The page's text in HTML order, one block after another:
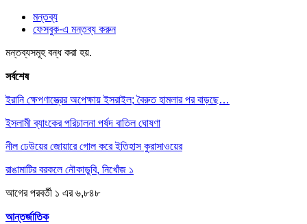
মন্তব্য
ফেসবুক-এ মন্তব্য করুন
মন্তব্যসমূহ বন্ধ করা হয়.
সর্বশেষ
ইরানি ক্ষেপণাস্ত্রের অপেক্ষায় ইসরাইল; বৈরুত হামলার পর বাড়ছে…
ইসলামী ব্যাংকের পরিচালনা পর্ষদ বাতিল ঘোষণা
নীল ঢেউয়ের জোয়ারে গোল করে ইতিহাস কুরাসাওয়ের
রাঙামাটির বরকলে নৌকাডুবি, নিখোঁজ ১
আগেরপরবর্তী ১ এর ৬,৮৪৮
আন্তর্জাতিক